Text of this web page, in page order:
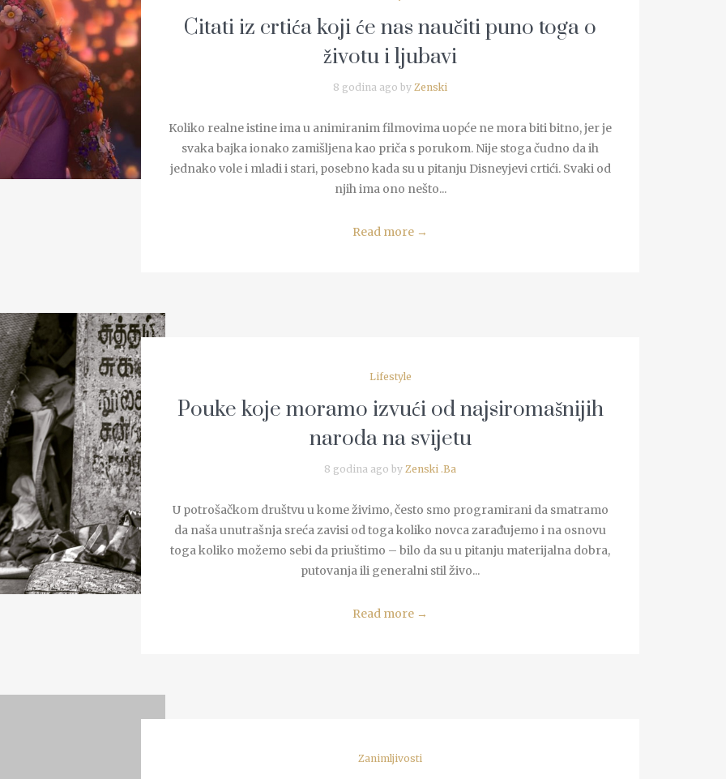
Citati iz crtića koji će nas naučiti puno toga o
životu i ljubavi
8 godina ago by Zenski
Koliko realne istine ima u animiranim filmovima uopće ne mora biti bitno, jer je
svaka bajka ionako zamišljena kao priča s porukom. Nije stoga čudno da ih
jednako vole i mladi i stari, posebno kada su u pitanju Disneyjevi crtići. Svaki od
njih ima ono nešto...
Read more →
Lifestyle
Pouke koje moramo izvući od najsiromašnijih
naroda na svijetu
8 godina ago by Zenski .Ba
U potrošačkom društvu u kome živimo, često smo programirani da smatramo
da naša unutrašnja sreća zavisi od toga koliko novca zarađujemo i na osnovu
toga koliko možemo sebi da priuštimo – bilo da su u pitanju materijalna dobra,
putovanja ili generalni stil živo...
Read more →
Zanimljivosti